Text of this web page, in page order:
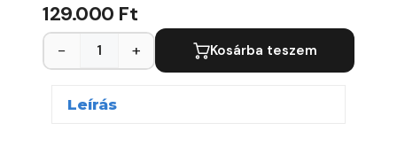
129.000 Ft
− + Kosárba teszem
Leírás